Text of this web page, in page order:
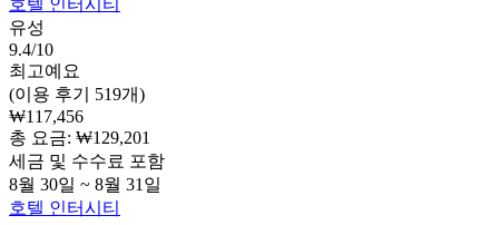
유성
9.4/10
최고예요
(이용 후기 519개)
₩117,456
총 요금: ₩129,201
세금 및 수수료 포함
8월 30일 ~ 8월 31일
호텔 인터시티